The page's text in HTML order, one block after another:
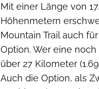
Mit einer Länge von
Höhenmetern
Mountain Trail auch
Option. Wer eine
über 27 Kilometer
Auch die Option, als